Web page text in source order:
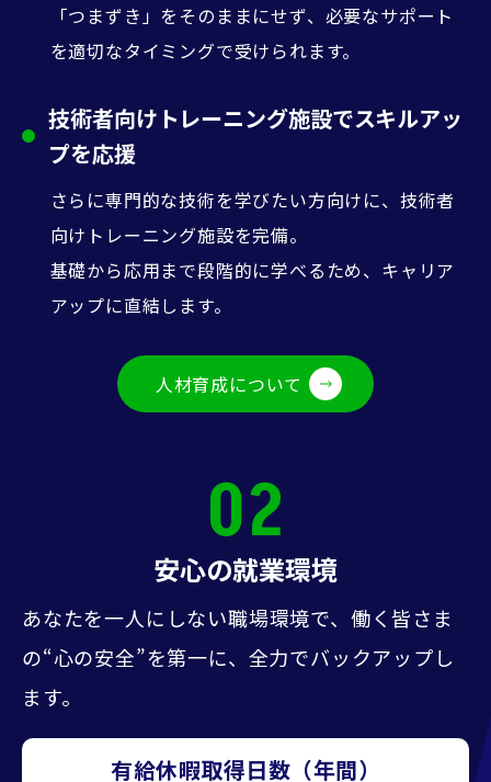
「つまずき」をそのままにせず、必要なサポート
を適切なタイミングで受けられます。
技術者向けトレーニング施設でスキルアッ
プを応援
さらに専門的な技術を学びたい方向けに、技術者
向けトレーニング施設を完備。
基礎から応用まで段階的に学べるため、キャリア
アップに直結します。
人材育成について
02
安心の就業環境
あなたを一人にしない職場環境で、働く皆さま
の“心の安全”を第一に、 全力でバックアップし
ます。
有給休暇取得日数（年間）